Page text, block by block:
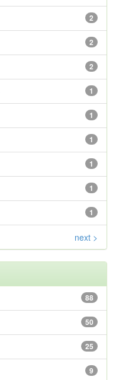
2
2
2
1
1
1
1
1
1
next >
88
50
25
9